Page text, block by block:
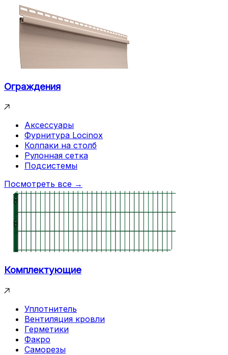
Ограждения
Аксессуары
Фурнитура Locinox
Колпаки на столб
Рулонная сетка
Подсистемы
Посмотреть все →
Комплектующие
Уплотнитель
Вентиляция кровли
Герметики
Факро
Саморезы